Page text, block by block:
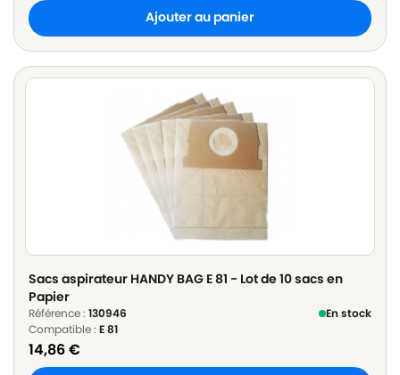
Ajouter au panier
Sacs aspirateur HANDY BAG E 81 - Lot de 10 sacs en
Papier
Référence : 130946
En stock
Compatible : E 81
14,86€